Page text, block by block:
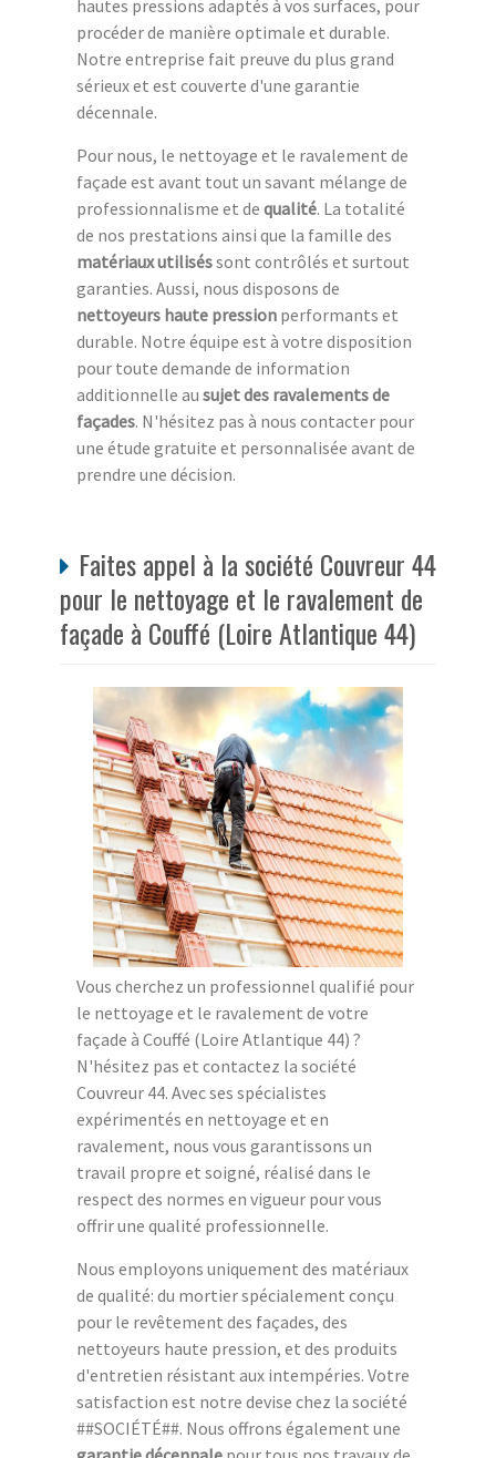
hautes pressions adaptés à vos surfaces, pour
procéder de manière optimale et durable.
Notre entreprise fait preuve du plus grand
sérieux et est couverte d'une garantie
décennale.
Pour nous, le nettoyage et le ravalement de
façade est avant tout un savant mélange de
professionnalisme et de qualité. La totalité
de nos prestations ainsi que la famille des
matériaux utiliséssont contrôlés et surtout
garanties. Aussi, nous disposons de
nettoyeurs haute pression performants et
durable. Notre équipe est à votre disposition
pour toute demande de information
additionnelle au sujet des ravalements de
façades. N'hésitez pas à nous contacter pour
une étude gratuite et personnalisée avant de
prendre une décision.
Faites appel à la société Couvreur 44
pour le nettoyage et le ravalement de
façade à Couffé (Loire Atlantique 44)
Vous cherchez un professionnel qualifié pour
le nettoyage et le ravalement de votre
façade à Couffé (Loire Atlantique 44) ?
N'hésitez pas et contactez la société
Couvreur 44. Avec ses spécialistes
expérimentés en nettoyage et en
ravalement, nous vous garantissons un
travail propre et soigné, réalisé dans le
respect des normes en vigueur pour vous
offrir une qualité professionnelle.
Nous employons uniquement des matériaux
de qualité: du mortier spécialement conçu
pour le revêtement des façades, des
nettoyeurs haute pression, et des produits
d'entretien résistant aux intempéries. Votre
satisfaction est notre devise chez la société
##SOCIÉTÉ##. Nous offrons également une